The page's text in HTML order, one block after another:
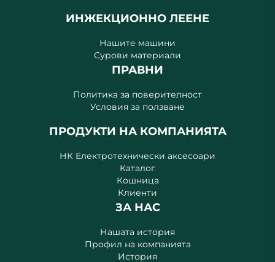
ИНЖЕКЦИОННО ЛЕЕНЕ
Нашите машини
Сурови материали
ПРАВНИ
Политика за поверителност
Условия за ползване
ПРОДУКТИ НА КОМПАНИЯТА
НК Електротехнически аксесоари
Каталог
Кошница
Клиенти
ЗА НАС
Нашата история
Профил на компанията
История